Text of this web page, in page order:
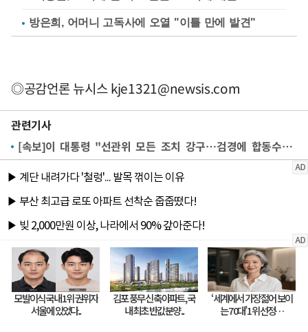
방은희, 어머니 고독사에 오열 "이틀 만에 발견"
◎공감언론 뉴시스kje1321@newsis.com
관련기사
[속보]이 대통령 "선관위 모든 조치 강구…검경에 합동수사본부 구성 지시"